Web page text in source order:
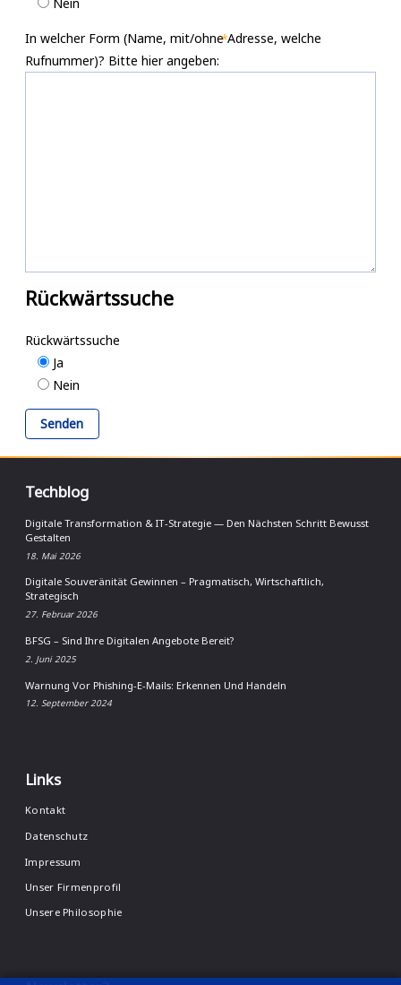
Nein
In welcher Form (Name, mit/ohne Adresse, welche
Rufnummer)? Bitte hier angeben:
Rückwärtssuche
Rückwärtssuche
Ja
Nein
Techblog
Digitale Transformation & IT-Strategie — Den Nächsten Schritt Bewusst
Gestalten
18. Mai 2026
Digitale Souveränität Gewinnen – Pragmatisch, Wirtschaftlich,
Strategisch
27. Februar 2026
BFSG – Sind Ihre Digitalen Angebote Bereit?
2. Juni 2025
Warnung Vor Phishing-E-Mails: Erkennen Und Handeln
12. September 2024
Links
Kontakt
Datenschutz
Impressum
Unser Firmenprofil
Unsere Philosophie